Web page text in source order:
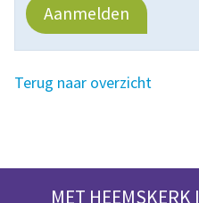
Aanmelden
Terug naar overzicht
MET HEEMSKERK